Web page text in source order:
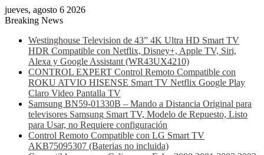
jueves, agosto 6 2026
Breaking News
Westinghouse Television de 43” 4K Ultra HD Smart TV
HDR Compatible con Netflix, Disney+, Apple TV, Siri,
Alexa y Google Assistant (WR43UX4210)
CONTROL EXPERT Control Remoto Compatible con
ROKU ATVIO HISENSE Smart TV Netflix Google Play
Claro Video Pantalla TV
Samsung BN59-01330B – Mando a Distancia Original para
televisores Samsung Smart TV, Modelo de Repuesto, Listo
para Usar, no Requiere configuración
Control Remoto Compatible con LG Smart TV
AKB75095307 (Baterias no incluida)